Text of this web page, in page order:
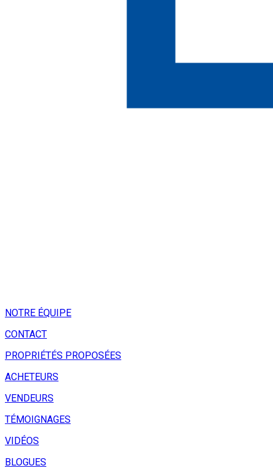
NOTRE ÉQUIPE
CONTACT
PROPRIÉTÉS PROPOSÉES
ACHETEURS
VENDEURS
TÉMOIGNAGES
VIDÉOS
BLOGUES